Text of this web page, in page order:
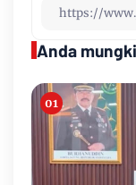
Anda